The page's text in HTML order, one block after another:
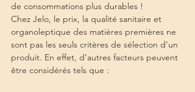
de consommations plus durables !
Chez Jelo, le prix, la qualité sanitaire et
organoleptique des matières premières ne
sont pas les seuls critères de sélection d’un
produit. En effet, d’autres facteurs peuvent
être considérés tels que :